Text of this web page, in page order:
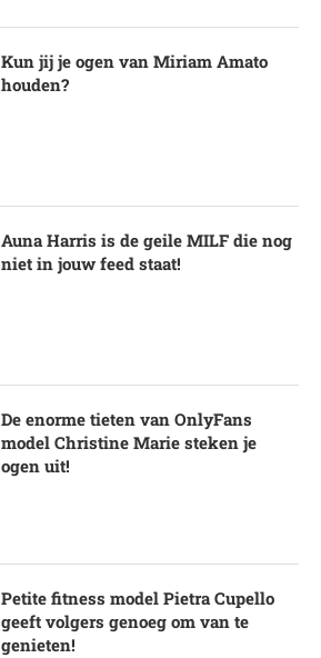
Kun jij je ogen van Miriam Amato
houden?
Auna Harris is de geile MILF die nog
niet in jouw feed staat!
De enorme tieten van OnlyFans
model Christine Marie steken je
ogen uit!
Petite fitness model Pietra Cupello
geeft volgers genoeg om van te
genieten!